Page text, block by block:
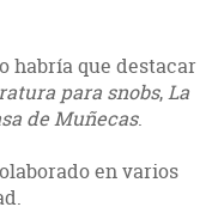
habría que destacar
para snobs,La
de Muñecas.
en varios